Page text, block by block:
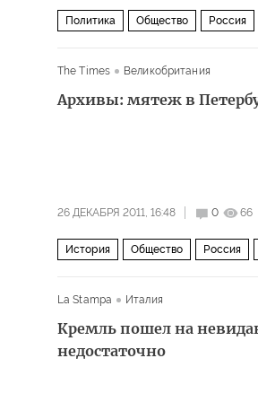
Политика Общество Россия
The Times Великобритания
Архивы: мятеж в
26 ДЕКАБРЯ 2011, 16:48 0 66
История Общество Россия
La Stampa Италия
Кремль пошел на
недостаточно